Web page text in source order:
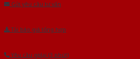
Gửi yêu cầu tư vấn
Tải báo giá tổng hợp
Yêu cầu gọi lại (3 phút)